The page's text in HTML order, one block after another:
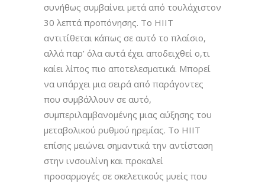
συνήθως συμβαίνει μετά από τουλάχιστον
30 λεπτά προπόνησης. Το HIIT
αντιτίθεται κάπως σε αυτό το πλαίσιο,
αλλά παρ’ όλα αυτά έχει αποδειχθεί ο,τι
καίει λίπος πιο αποτελεσματικά. Μπορεί
να υπάρχει μια σειρά από παράγοντες
που συμβάλλουν σε αυτό,
συμπεριλαμβανομένης μιας αύξησης του
μεταβολικού ρυθμού ηρεμίας. Το HIIT
επίσης μειώνει σημαντικά την αντίσταση
στην ινσουλίνη και προκαλεί
προσαρμογές σε σκελετικούς μυείς που